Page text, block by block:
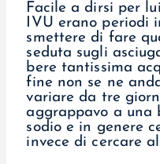
Facile a dirsi per
IVU erano periodi
smettere di fare
seduta sugli
bere tantissima
fine non se ne
variare da tre
aggrappavo a una
sodio e in genere
invece di cercare